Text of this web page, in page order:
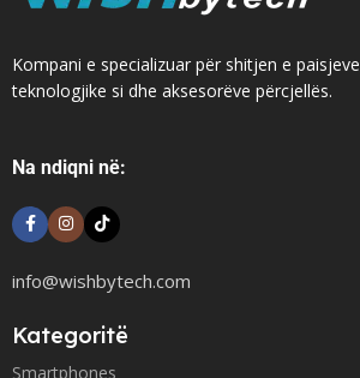
Kompani e specializuar për shitjen e paisjeve
teknologjike si dhe aksesorëve përcjellës.
Na ndiqni në:
info@wishbytech.com
Kategoritë
Smartphones